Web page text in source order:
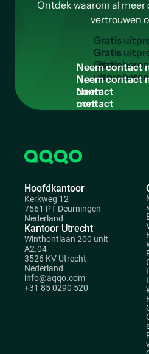
Ontdek waarom al meer
vertrouwen
Gratisuitpr
Gratis
uitproberen
Neemcontact
Neem
contact
met
Hoofdkantoor
Kerkweg 12
7561 PT Deurningen
Nederland
Kantoor Utrecht
Winthontlaan 200 unit
A2.04
3526 KV Utrecht
Nederland
info@aqqo.com
+31 85 0290 520